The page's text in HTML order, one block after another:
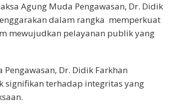
Agung Muda Pengawasan, Dr. Didik
dalam rangka memperkuat
mewujudkan pelayanan publik yang
Dr. Didik Farkhan
signifikan terhadap integritas yang